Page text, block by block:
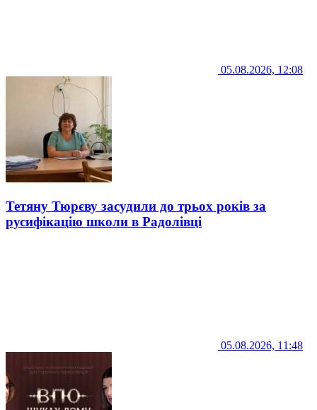
05.08.2026, 12:08
Тетяну Тюрєву засудили до трьох років за
русифікацію школи в Радолівці
05.08.2026, 11:48